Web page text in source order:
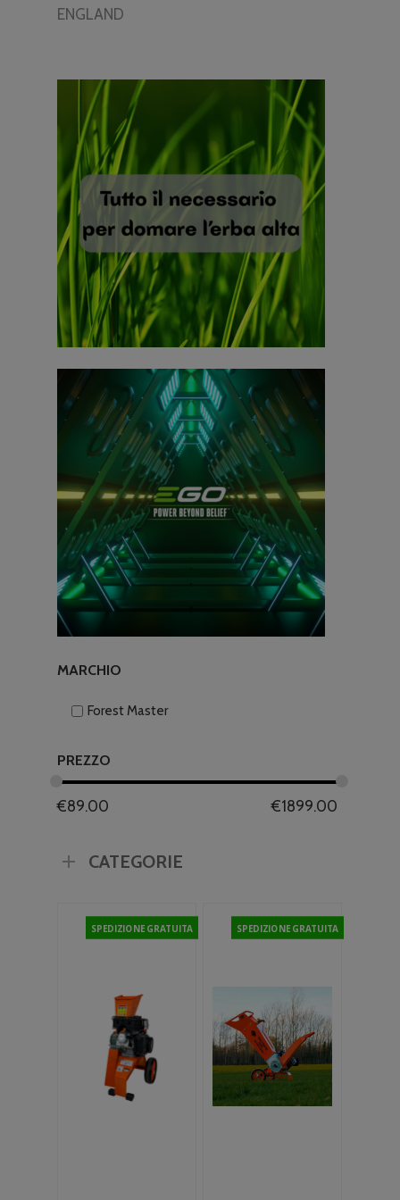
ENGLAND
MARCHIO
Forest Master
PREZZO
€89.00 €1899.00
CATEGORIE
SPEDIZIONE GRATUITA SPEDIZIONE GRATUITA